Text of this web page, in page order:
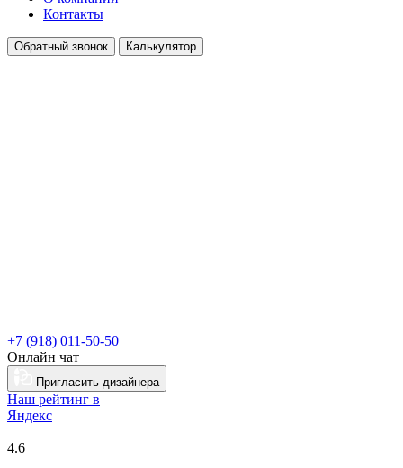
Контакты
Обратный звонок Калькулятор
+7 (918) 011-50-50
Онлайн чат
Пригласить дизайнера
Наш рейтинг в
Яндекс
4.6